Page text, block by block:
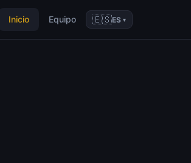
Inicio Equipo 🇪🇸ES ▾